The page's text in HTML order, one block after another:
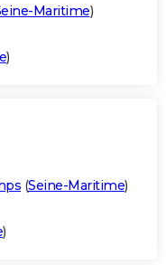
Maritime)
)
(Seine-Maritime)
)